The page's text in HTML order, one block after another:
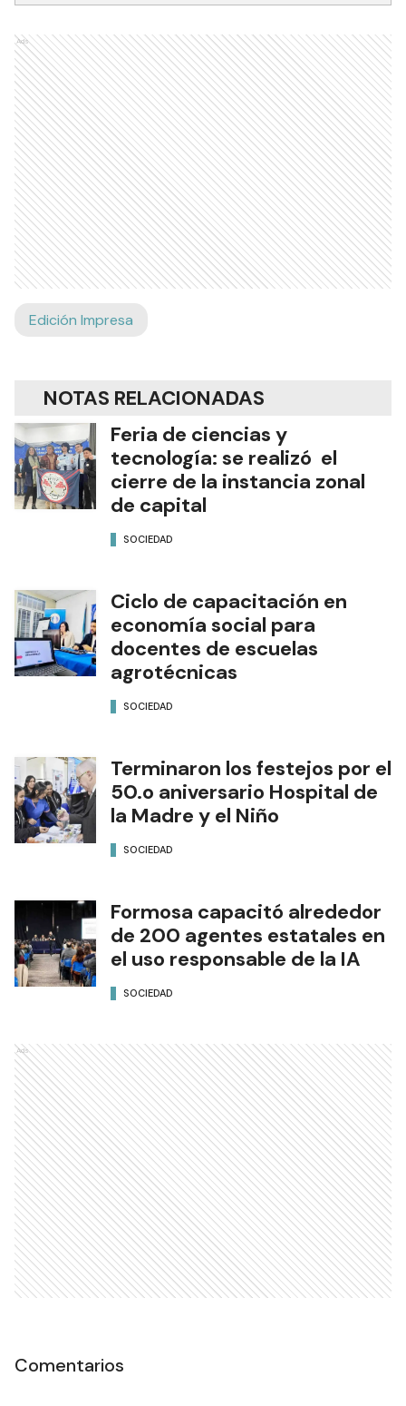
Ads
Edición Impresa
NOTAS RELACIONADAS
Feria de ciencias y
tecnología: se realizó el
cierre de la instancia zonal
de capital
SOCIEDAD
Ciclo de capacitación en
economía social para
docentes de escuelas
agrotécnicas
SOCIEDAD
Terminaron los festejos por el
50.o aniversario Hospital de
la Madre y el Niño
SOCIEDAD
Formosa capacitó alrededor
de 200 agentes estatales en
el uso responsable de la IA
SOCIEDAD
Ads
Comentarios